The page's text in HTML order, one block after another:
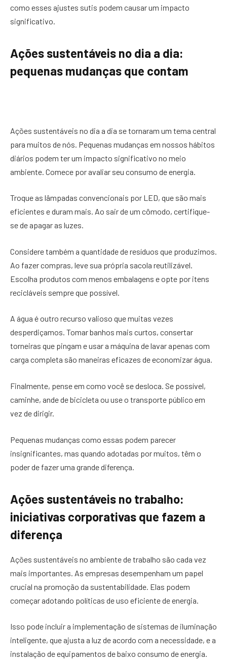
como esses ajustes sutis podem causar um impacto
significativo.
Ações sustentáveis no dia a dia:
pequenas mudanças que contam
Ações sustentáveis no dia a dia se tornaram um tema central
para muitos de nós. Pequenas mudanças em nossos hábitos
diários podem ter um impacto significativo no meio
ambiente. Comece por avaliar seu consumo de energia.
Troque as lâmpadas convencionais por LED, que são mais
eficientes e duram mais. Ao sair de um cômodo, certifique-
se de apagar as luzes.
Considere também a quantidade de resíduos que produzimos.
Ao fazer compras, leve sua própria sacola reutilizável.
Escolha produtos com menos embalagens e opte por itens
recicláveis sempre que possível.
A água é outro recurso valioso que muitas vezes
desperdiçamos. Tomar banhos mais curtos, consertar
torneiras que pingam e usar a máquina de lavar apenas com
carga completa são maneiras eficazes de economizar água.
Finalmente, pense em como você se desloca. Se possível,
caminhe, ande de bicicleta ou use o transporte público em
vez de dirigir.
Pequenas mudanças como essas podem parecer
insignificantes, mas quando adotadas por muitos, têm o
poder de fazer uma grande diferença.
Ações sustentáveis no trabalho:
iniciativas corporativas que fazem a
diferença
Ações sustentáveis no ambiente de trabalho são cada vez
mais importantes. As empresas desempenham um papel
crucial na promoção da sustentabilidade. Elas podem
começar adotando políticas de uso eficiente de energia.
Isso pode incluir a implementação de sistemas de iluminação
inteligente, que ajusta a luz de acordo com a necessidade, e a
instalação de equipamentos de baixo consumo de energia.